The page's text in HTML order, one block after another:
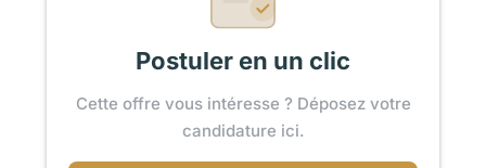
Postuler en un clic
Cette offre vous intéresse ? Déposez votre
candidature ici.